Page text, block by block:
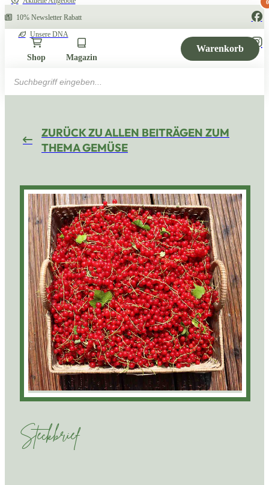
10% Newsletter Rabatt
Unsere DNA
Shop Magazin
Warenkorb
0
search
ZURÜCK ZU ALLEN BEITRÄGEN ZUM
THEMA GEMÜSE
Steckbrief